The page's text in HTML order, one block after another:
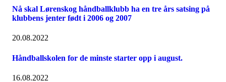
Nå skal Lørenskog håndballklubb ha en tre års satsing på
klubbens jenter født i 2006 og 2007
20.08.2022
Håndballskolen for de minste starter opp i august.
16.08.2022